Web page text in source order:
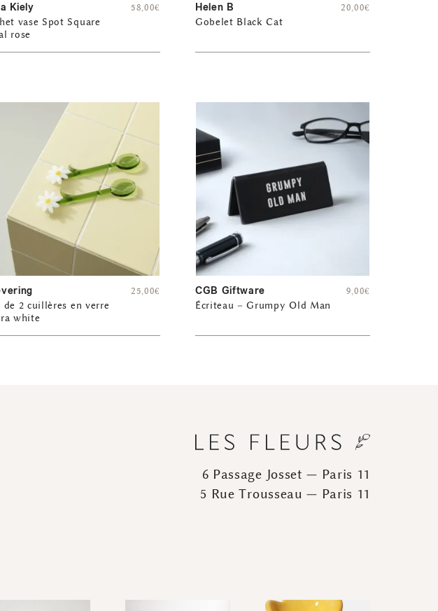
Kiely
vase Spot Square
rose
58,00€ Helen B
Gobelet Black Cat
20,00€
de 2 cuillères en verre
white
25,00€ CGB Giftware
Écriteau – Grumpy Old Man
9,00€
6 Passage Josset — Paris 11
5 Rue Trousseau — Paris 11